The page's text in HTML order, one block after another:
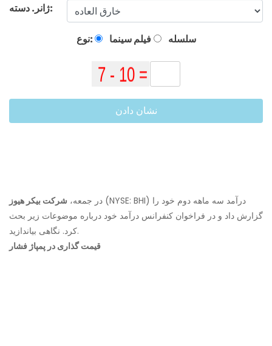
ژانر. دسته:
نوع: فیلم سینما سلسله
نشان دادن
در جمعه، شرکت بیکر هیوز
(NYSE: BHI) درآمد سه ماهه دوم خود را
گزارش داد و در فراخوان کنفرانس درآمد خود درباره موضوعات زیر بحث
کرد. نگاهی بیاندازید.
قیمت گذاری در پمپاژ فشار